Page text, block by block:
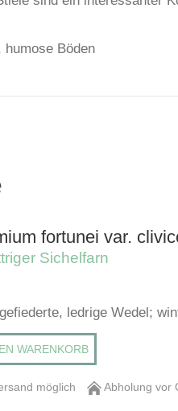
Böden
fortunei var.
Sichelfarn
ledrige Wedel;
WARENKORB
möglich Abholung vor